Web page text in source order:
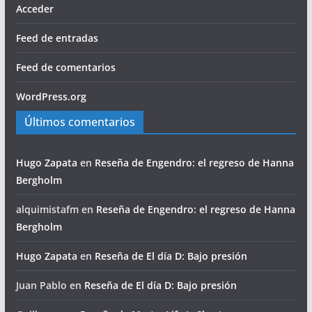
Acceder
Feed de entradas
Feed de comentarios
WordPress.org
Últimos comentarios
Hugo Zapata en Reseña de Engendro: el regreso de Hanna
Bergholm
alquimistafmen Reseña de Engendro: el regreso de Hanna
Bergholm
Hugo Zapata en Reseña de El día D: Bajo presión
Juan Pablo en Reseña de El día D: Bajo presión